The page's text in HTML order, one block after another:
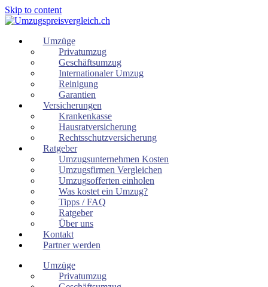
Skip to content
Umzüge
Privatumzug
Geschäftsumzug
Internationaler Umzug
Reinigung
Garantien
Versicherungen
Krankenkasse
Hausratversicherung
Rechtsschutzversicherung
Ratgeber
Umzugsunternehmen Kosten
Umzugsfirmen Vergleichen
Umzugsofferten einholen
Was kostet ein Umzug?
Tipps / FAQ
Ratgeber
Über uns
Kontakt
Partner werden
Umzüge
Privatumzug